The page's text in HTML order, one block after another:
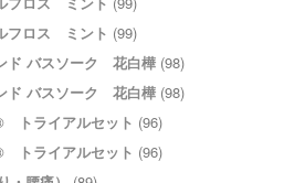
フロス ミント (99)
ド バスソーク 花白樺 (98)
ド バスソーク 花白樺 (98)
トライアルセット (96)
トライアルセット (96)